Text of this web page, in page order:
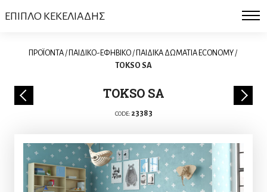
ΕΠΙΠΛΟ ΚΕΚΕΛΙΑΔΗΣ
ΠΡΟΪΟΝΤΑ / ΠΑΙΔΙΚΟ-ΕΦΗΒΙΚΟ / ΠΑΙΔΙΚΑ ΔΩΜΑΤΙΑ ECONOMY /
TOKSO SA
TOKSO SA
CODE: 23383